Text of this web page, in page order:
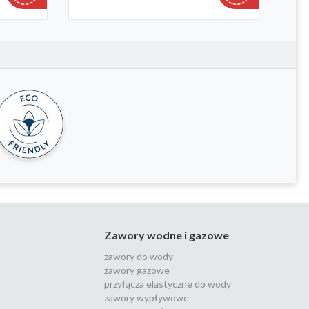
Zawory wodne i gazowe
zawory do wody
zawory gazowe
przyłącza elastyczne do wody
zawory wypływowe